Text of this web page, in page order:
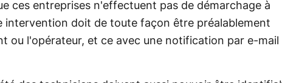
ces entreprises n'effectuent pas de démarchage à
intervention doit de toute façon être préalablement
ou l'opérateur, et ce avec une notification par e-mail